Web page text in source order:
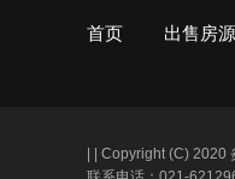
首页 出售房源
Copyright (C) 2020